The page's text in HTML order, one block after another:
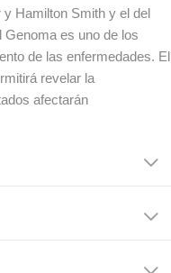
Hamilton Smith y el del
es uno de los
de las enfermedades. El
revelar la
afectarán